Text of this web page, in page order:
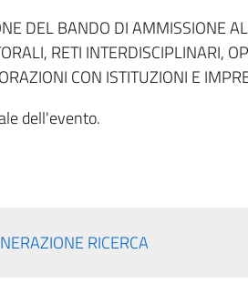
DEL BANDO DI AMMISSIONE
RETI INTERDISCIPLINARI,
CON ISTITUZIONI E
dell'evento.
RICERCA